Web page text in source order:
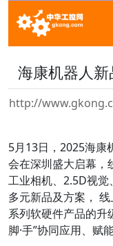
海康机器人
http://
5月13日，2025海康
会在深圳盛大启幕，
工业相机、2.5D视
多元新品及方案，
系列软硬件产品的升
脚·手”协同应用、赋